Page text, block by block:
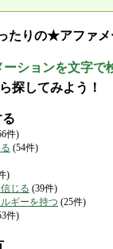
たりの★アファ
ョンを文字で
探してみよう！
件)
(54件)
)
じる (39件)
ギーを持つ (25件)
件)